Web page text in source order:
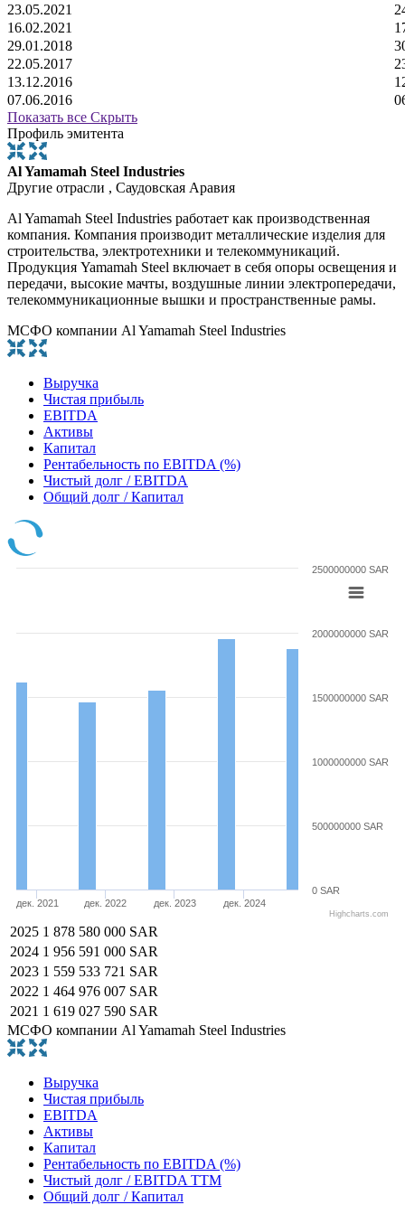
23.05.2021
16.02.2021
29.01.2018
22.05.2017
13.12.2016
07.06.2016
Показать все Скрыть
Профиль эмитента
Al Yamamah Steel Industries
Другие отрасли , Саудовская Аравия
Al Yamamah Steel Industries работает как производственная
компания. Компания производит металлические изделия для
строительства, электротехники и телекоммуникаций.
Продукция Yamamah Steel включает в себя опоры освещения и
передачи, высокие мачты, воздушные линии электропередачи,
телекоммуникационные вышки и пространственные рамы.
МСФО компании Al Yamamah Steel Industries
Выручка
Чистая прибыль
EBITDA
Активы
Капитал
Рентабельность по EBITDA (%)
Чистый долг / EBITDA
Общий долг / Капитал
дек. 2021 дек. 2022 дек. 2023 дек. 2024
0 SAR
500000000 SAR
1000000000 SAR
1500000000 SAR
2000000000 SAR
2500000000 SAR
Highcharts.com
2025 1 878 580 000 SAR
2024 1 956 591 000 SAR
2023 1 559 533 721 SAR
2022 1 464 976 007 SAR
2021 1 619 027 590 SAR
МСФО компании Al Yamamah Steel Industries
Выручка
Чистая прибыль
EBITDA
Активы
Капитал
Рентабельность по EBITDA (%)
Чистый долг / EBITDA TTM
Общий долг / Капитал